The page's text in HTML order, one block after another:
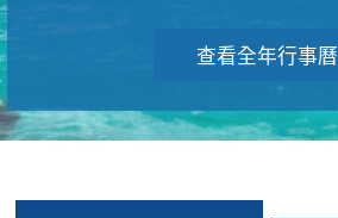
查看全年行事曆